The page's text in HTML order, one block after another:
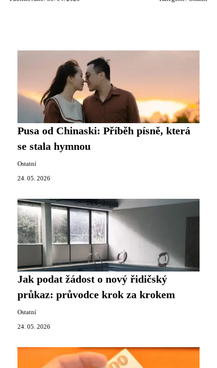
Pusa od Chinaski: Příběh písně, která
se stala hymnou
Ostatní
24. 05. 2026
Jak podat žádost o nový řidičský
průkaz: průvodce krok za krokem
Ostatní
24. 05. 2026